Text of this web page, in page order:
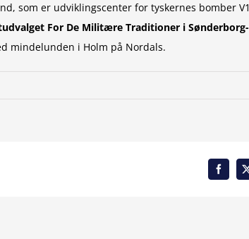
som er udviklingscenter for tyskernes bomber
For De Militære Traditioner i
mindelunden i Holm på Nordals.